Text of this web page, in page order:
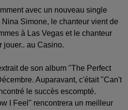
avec un nouveau single
Simone, le chanteur vient de
à Las Vegas et le chanteur
jouer.. au Casino.
de son album "The Perfect
Auparavant, c'était "Can't
le succès escompté.
I Feel" rencontrera un meilleur